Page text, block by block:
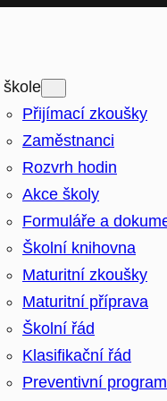
škole
Přijímací zkoušky
Zaměstnanci
Rozvrh hodin
Akce školy
Formuláře a
Školní knihovna
Maturitní zkoušky
Maturitní příprava
Školní řád
Klasifikační řád
Preventivní program